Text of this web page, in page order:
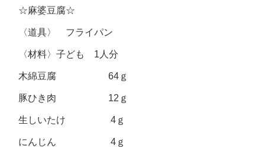
☆麻婆豆腐☆
〈道具〉 フライパン
〈材料〉子ども 1人分
木綿豆腐 64ｇ
豚ひき肉 12ｇ
生しいたけ 4ｇ
にんじん 4ｇ